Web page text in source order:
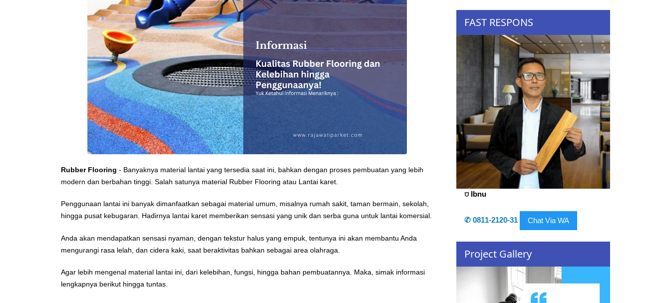
Rubber Flooring - Banyaknya material lantai yang tersedia saat ini, bahkan dengan proses pembuatan yang lebih
modern dan berbahan tinggi. Salah satunya material Rubber Flooring atau Lantai karet.
Penggunaan lantai ini banyak dimanfaatkan sebagai material umum, misalnya rumah sakit, taman bermain, sekolah,
hingga pusat kebugaran. Hadirnya lantai karet memberikan sensasi yang unik dan serba guna untuk lantai komersial.
Anda akan mendapatkan sensasi nyaman, dengan tekstur halus yang empuk, tentunya ini akan membantu Anda
mengurangi rasa lelah, dan cidera kaki, saat beraktivitas bahkan sebagai area olahraga.
Agar lebih mengenal material lantai ini, dari kelebihan, fungsi, hingga bahan pembuatannya. Maka, simak informasi
lengkapnya berikut hingga tuntas.
FAST RESPONS
⛉ Ibnu
✆ 0811-2120-31 Chat Via WA
Project Gallery